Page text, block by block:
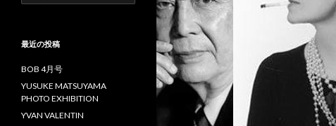
索
最近の投稿
BOB 4月号
YUSUKE MATSUYAMA
PHOTO EXHIBITION
YVAN VALENTIN